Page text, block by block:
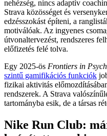
nehézség, nincs adaptív
Strava közösséget és
edzésszokást építeni, a
motiválóak. Az ingyenes
útvonaltervezést, rendszeres
előfizetés felé tolva.
Egy 2025-ös Frontiers in
szintű gamifikációs funkciók
fizikai aktivitás
rendszerek. A Strava
tartományba esik, de a társas
Nike Run Club: